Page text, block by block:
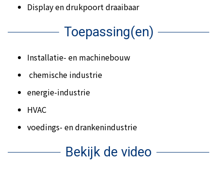
Display en drukpoort draaibaar
Toepassing(en)
Installatie- en machinebouw
chemische industrie
energie-industrie
HVAC
voedings- en drankenindustrie
Bekijk de video